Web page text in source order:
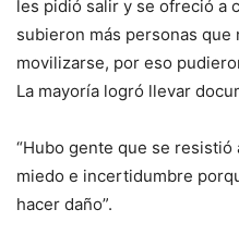
les pidió salir y se ofreció a
subieron más personas que
movilizarse, por eso
La mayoría logró llevar
“Hubo gente que se
miedo e incertidumbre
hacer daño”.